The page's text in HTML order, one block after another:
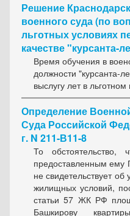
Решение
военного суда (по
льготных условиях
качестве "курсанта-
Время обучения в
должности "курсанта-
выслугу лет в
Определение
Суда Российской
г. N 211-В11-8
То обстоятельство,
предоставленным ему
не свидетельствует
жилищных условий,
статьи 57 ЖК РФ
Башкирову